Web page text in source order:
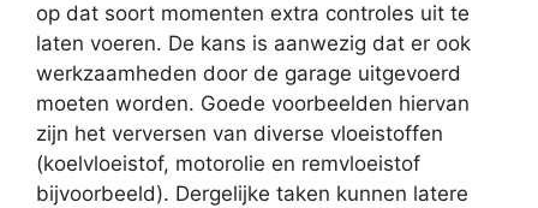
op dat soort momenten extra controles uit te
laten voeren. De kans is aanwezig dat er ook
werkzaamheden door de garage uitgevoerd
moeten worden. Goede voorbeelden hiervan
zijn het verversen van diverse vloeistoffen
(koelvloeistof, motorolie en remvloeistof
bijvoorbeeld). Dergelijke taken kunnen latere